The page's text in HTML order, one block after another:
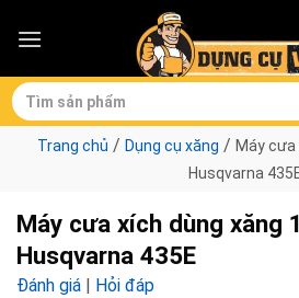
Tìm
kiếm:
Trang chủ / Dụng cụ xăng / Máy cưa
Husqvarna
Máy cưa xích dùng xăng
Husqvarna 435E
Đánh giá | Hỏi đáp